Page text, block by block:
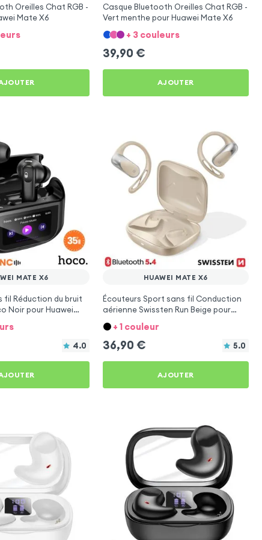
Oreilles Chat RGB -
Mate X6
Casque Bluetooth Oreilles Chat RGB -
Vert menthe pour Huawei Mate X6
+ 3 couleurs
39,90 €
AJOUTER
MATE X6
fil Réduction du bruit
Noir pour Huawei
4.0
HUAWEI MATE X6
Écouteurs Sport sans fil Conduction
aérienne Swissten Run Beige pour
Huawei Mate X6
+ 1 couleur
36,90 € 5.0
AJOUTER